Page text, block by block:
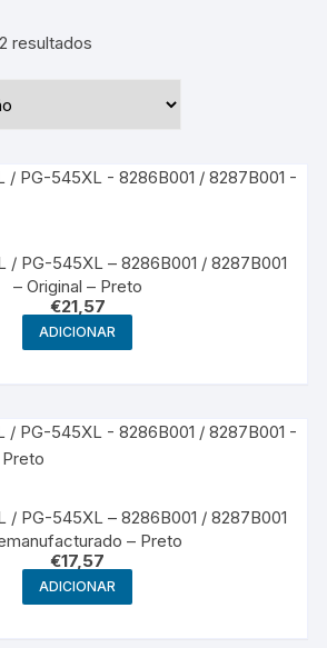
resultados
/ PG-545XL – 8286B001 / 8287B001
– Original – Preto
€21,57
ADICIONAR
/ PG-545XL – 8286B001 / 8287B001
– Preto
€17,57
ADICIONAR